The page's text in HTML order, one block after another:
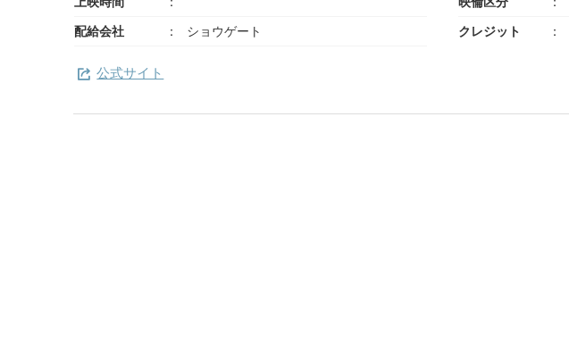
配給会社 ショウゲート クレジット
公式サイト